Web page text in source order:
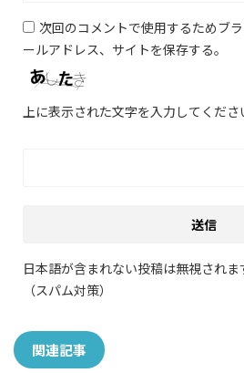
次回のコメントで使用するためブ
ールアドレス、サイトを保存する。
上に表示された文字を入力してくださ
日本語が含まれない投稿は無視されま
（スパム対策）
関連記事